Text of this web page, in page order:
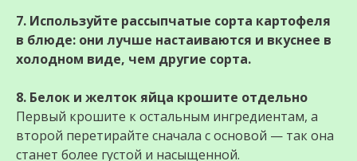
7. Используйте рассыпчатые сорта картофеля
в блюде: они лучше настаиваются и вкуснее в
холодном виде, чем другие сорта.
8. Белок и желток яйца крошите отдельно
Первый крошите к остальным ингредиентам, а
второй перетирайте сначала с основой — так она
станет более густой и насыщенной.